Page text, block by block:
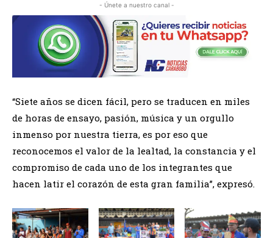
- Únete a nuestro canal -
“Siete años se dicen fácil, pero se traducen en miles
de horas de ensayo, pasión, música y un orgullo
inmenso por nuestra tierra, es por eso que
reconocemos el valor de la lealtad, la constancia y el
compromiso de cada uno de los integrantes que
hacen latir el corazón de esta gran familia”, expresó.